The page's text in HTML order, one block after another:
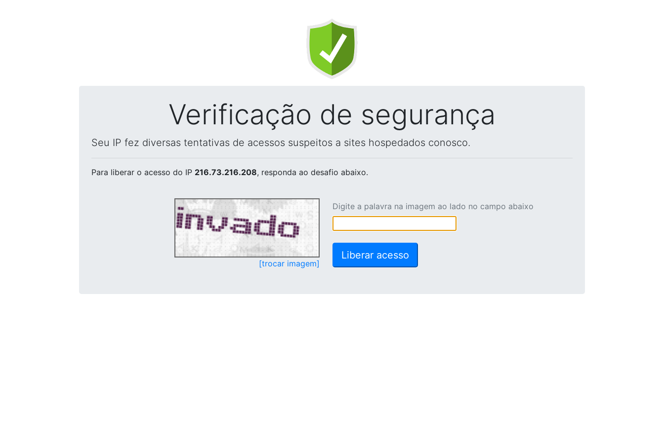
Verificação de segurança
Seu IP fez diversas tentativas de acessos suspeitos a sites hospedados conosco.
Para liberar o acesso do IP 216.73.216.208, responda ao desafio abaixo.
[trocar imagem]
Digite a palavra na imagem ao lado no campo abaixo